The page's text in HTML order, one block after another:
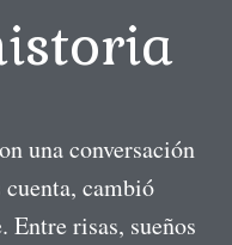
una conversación
cambió
Entre risas, sueños